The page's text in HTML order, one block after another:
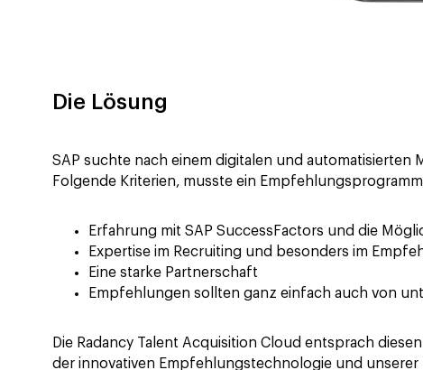
Die Lösung
SAP suchte nach einem digitalen und
Folgende Kriterien, musste ein
Erfahrung mit SAP SuccessFactors und die
Expertise im Recruiting und besonders im
Eine starke Partnerschaft
Empfehlungen sollten ganz einfach auch von
Die Radancy Talent Acquisition Cloud entsprach
der innovativen Empfehlungstechnologie und